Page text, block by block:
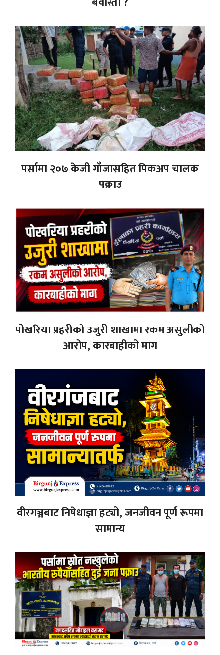
पर्सामा २०७ केजी गाँजासहित पिकअप चालक
पक्राउ
पोखरिया प्रहरीको उजुरी शाखामा रकम असुलीको
आरोप, कारबाहीको माग
वीरगञ्जबाट निषेधाज्ञा हट्यो, जनजीवन पूर्ण रूपमा
सामान्य